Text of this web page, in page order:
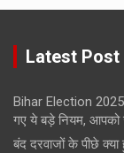
Latest Post
Bihar Election 2025:
गए ये बड़े नियम, आपको
बंद दरवाजों के पीछे